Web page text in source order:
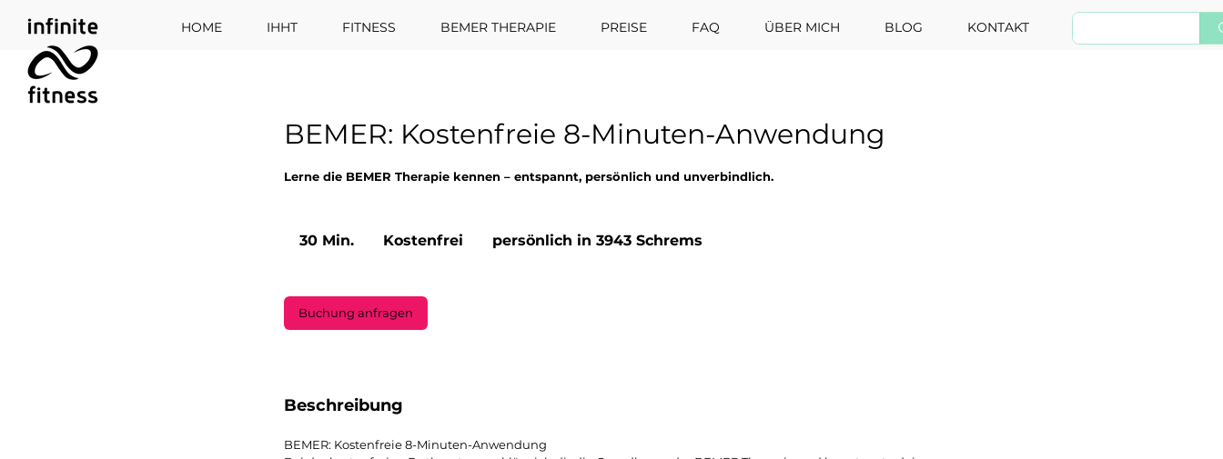
HOME IHHT FITNESS BEMER THERAPIE PREISE FAQ ÜBER MICH BLOG KONTAKT
BEMER: Kostenfreie 8-Minuten-Anwendung
Lerne die BEMER Therapie kennen – entspannt, persönlich und unverbindlich.
30 Min.
n
Kostenfrei persönlich in 3943 Schrems
Buchung anfragen
Beschreibung
BEMER: Kostenfreie 8-Minuten-Anwendung